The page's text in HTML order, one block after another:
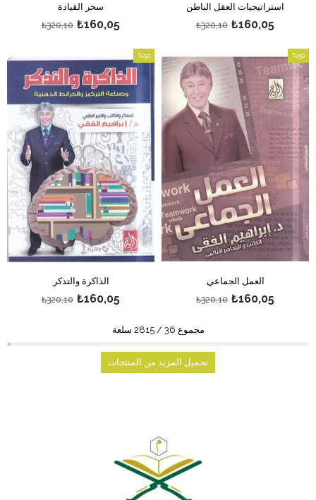
سحر القيادة
₺160,05
₺320,10
استراتيجيات العقل الباطن
₺160,05
₺320,10
الذاكرة والتذكر
₺160,05
₺320,10
%50
العمل الجماعي
₺160,05
₺320,10
%50
بيع
%50بيع
مجموع 36
/
2815 سلعة
تحميل المزيد من المنتجات